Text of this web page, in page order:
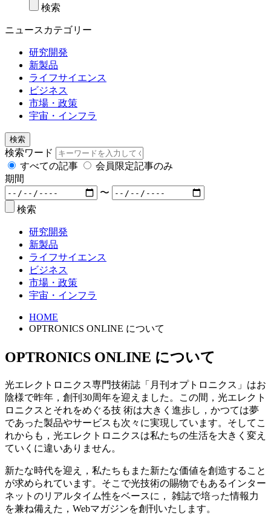
検索
ニュースカテゴリー
研究開発
新製品
ライフサイエンス
ビジネス
市場・政策
宇宙・インフラ
検索
検索ワード
すべての記事
会員限定記事のみ
期間
〜
検索
研究開発
新製品
ライフサイエンス
ビジネス
市場・政策
宇宙・インフラ
HOME
OPTRONICS ONLINE について
OPTRONICS ONLINE について
光エレクトロニクス専門技術誌「月刊オプトロニクス」はお
陰様で昨年，創刊30周年を迎えました。この間，光エレクト
ロニクスとそれをめぐる技 術は大きく進歩し，かつては夢
であった製品やサービスも次々に実現しています。そしてこ
れからも，光エレクトロニクスは私たちの生活を大きく変え
ていくに違いありません。
新たな時代を迎え，私たちもまた新たな価値を創造すること
が求められています。そこで光技術の賜物でもあるインター
ネットのリアルタイム性をベースに， 雑誌で培った情報力
を兼ね備えた，Webマガジンを創刊いたします。